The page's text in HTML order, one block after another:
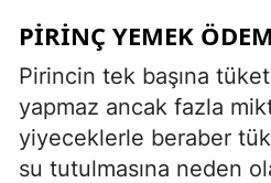
PIRINÇ YEMEK
Pirincin tek başına
yapmaz ancak fazla
yiyeceklerle beraber
su tutulmasına neden